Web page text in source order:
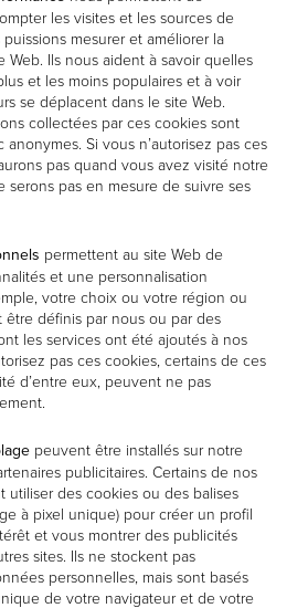
les visites et les sources de
mesurer et améliorer la
Web. Ils nous aident à savoir quelles
et les moins populaires et à voir
se déplacent dans le site Web.
collectées par ces cookies sont
Si vous n’autorisez pas ces
pas quand vous avez visité notre
serons pas en mesure de suivre ses
permettent au site Web de
et une personnalisation
votre choix ou votre région ou
être définis par nous ou par des
les services ont été ajoutés à nos
pas ces cookies, certains de ces
d’entre eux, peuvent ne pas
peuvent être installés sur notre
publicitaires. Certains de nos
utiliser des cookies ou des balises
à pixel unique) pour créer un profil
et vous montrer des publicités
sites. Ils ne stockent pas
personnelles, mais sont basés
de votre navigateur et de votre